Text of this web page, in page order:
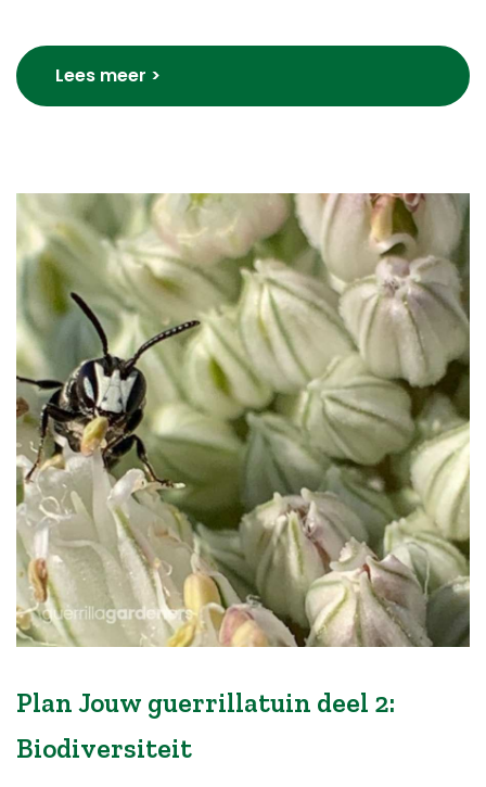
Lees meer >
Plan Jouw guerrillatuin deel 2:
Biodiversiteit